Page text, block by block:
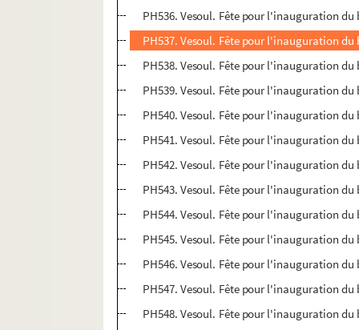
PH536. Vesoul. Fête pour l'inauguration
PH537. Vesoul. Fête pour l'inauguration
PH538. Vesoul. Fête pour l'inauguration
PH539. Vesoul. Fête pour l'inauguration
PH540. Vesoul. Fête pour l'inauguration du
PH541. Vesoul. Fête pour l'inauguration du
PH542. Vesoul. Fête pour l'inauguration
PH543. Vesoul. Fête pour l'inauguration
PH544. Vesoul. Fête pour l'inauguration
PH545. Vesoul. Fête pour l'inauguration
PH546. Vesoul. Fête pour l'inauguration
PH547. Vesoul. Fête pour l'inauguration
PH548. Vesoul. Fête pour l'inauguration